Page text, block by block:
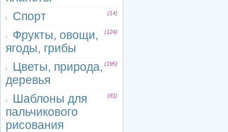
Спорт
(14)
Фрукты, овощи,
ягоды, грибы
(124)
Цветы, природа,
деревья
(195)
Шаблоны для
пальчикового
рисования
(81)